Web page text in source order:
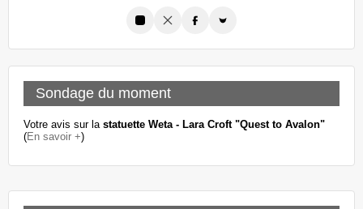
Sondage du moment
Votre avis sur la statuette Weta - Lara Croft "Quest to Avalon"
(En savoir +)